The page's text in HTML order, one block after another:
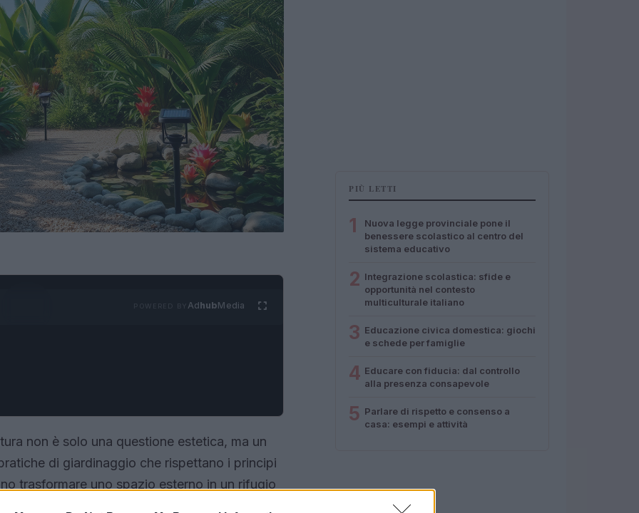
AdhubMedia
non è solo una questione estetica, ma un
di giardinaggio che rispettano i principi
trasformare uno spazio esterno in un rifugio
vari aspetti della cura del giardino,
PIÙ LETTI
1
Nuova legge provinciale pone il
benessere scolastico al centro del
sistema educativo
2 Integrazione scolastica: sfide e
opportunità nel contesto
multiculturale italiano
3 Educazione civica domestica: giochi
e schede per famiglie
4 Educare con fiducia: dal controllo
alla presenza consapevole
5 Parlare di rispetto e consenso a
casa: esempi e attività